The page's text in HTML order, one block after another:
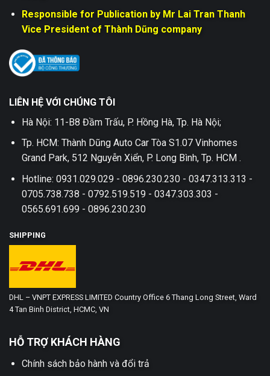
Responsible for Publication by Mr Lai Tran Thanh
Vice President of Thành Dũng company
LIÊN HỆ VỚI CHÚNG TÔI
Hà Nội: 11-B8 Đầm Trấu, P. Hồng Hà, Tp. Hà Nội;
Tp. HCM: Thành Dũng Auto Car Tòa S1.07 Vinhomes
Grand Park, 512 Nguyễn Xiển, P. Long Bình, Tp. HCM .
Hotline: 0931.029.029 - 0896.230.230 - 0347.313.313 -
0705.738.738 - 0792.519.519 - 0347.303.303 -
0565.691.699 - 0896.230.230
SHIPPING
DHL – VNPT EXPRESS LIMITED Country Office 6 Thang Long Street, Ward
4 Tan Binh District, HCMC, VN
HỖ TRỢ KHÁCH HÀNG
Chính sách bảo hành và đổi trả